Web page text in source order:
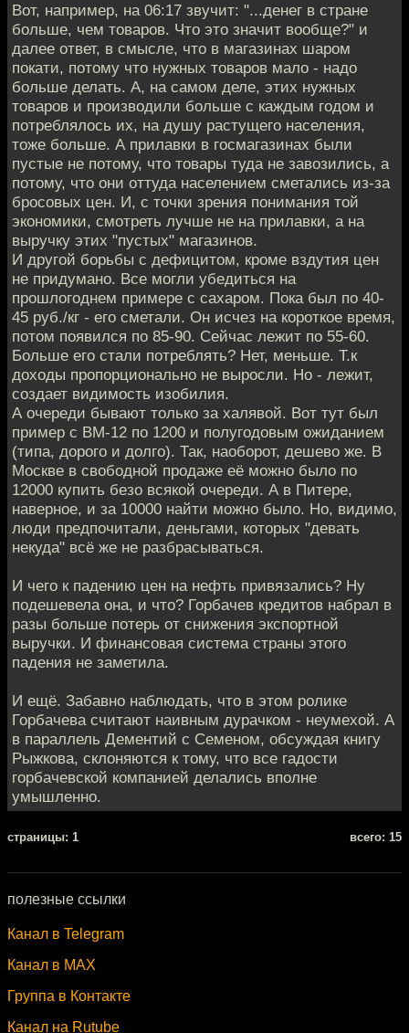
Вот, например, на 06:17 звучит: "...денег в стране
больше, чем товаров. Что это значит вообще?" и
далее ответ, в смысле, что в магазинах шаром
покати, потому что нужных товаров мало - надо
больше делать. А, на самом деле, этих нужных
товаров и производили больше с каждым годом и
потреблялось их, на душу растущего населения,
тоже больше. А прилавки в госмагазинах были
пустые не потому, что товары туда не завозились, а
потому, что они оттуда населением сметались из-за
бросовых цен. И, с точки зрения понимания той
экономики, смотреть лучше не на прилавки, а на
выручку этих "пустых" магазинов.
И другой борьбы с дефицитом, кроме вздутия цен
не придумано. Все могли убедиться на
прошлогоднем примере с сахаром. Пока был по 40-
45 руб./кг - его сметали. Он исчез на короткое время,
потом появился по 85-90. Сейчас лежит по 55-60.
Больше его стали потреблять? Нет, меньше. Т.к
доходы пропорционально не выросли. Но - лежит,
создает видимость изобилия.
А очереди бывают только за халявой. Вот тут был
пример с ВМ-12 по 1200 и полугодовым ожиданием
(типа, дорого и долго). Так, наоборот, дешево же. В
Москве в свободной продаже её можно было по
12000 купить безо всякой очереди. А в Питере,
наверное, и за 10000 найти можно было. Но, видимо,
люди предпочитали, деньгами, которых "девать
некуда" всё же не разбрасываться.
И чего к падению цен на нефть привязались? Ну
подешевела она, и что? Горбачев кредитов набрал в
разы больше потерь от снижения экспортной
выручки. И финансовая система страны этого
падения не заметила.
И ещё. Забавно наблюдать, что в этом ролике
Горбачева считают наивным дурачком - неумехой. А
в параллель Дементий с Семеном, обсуждая книгу
Рыжкова, склоняются к тому, что все гадости
горбачевской компанией делались вполне
умышленно.
cтраницы: 1 всего: 15
полезные ссылки
Канал в Telegram
Канал в MAX
Группа в Контакте
Канал на Rutube